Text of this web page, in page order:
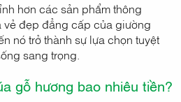
hơn các sản phẩm thông
vẻ đẹp đẳng cấp của giường
nó trở thành sự lựa chọn tuyệt
sang trọng.
gỗ hương bao nhiêu tiền?